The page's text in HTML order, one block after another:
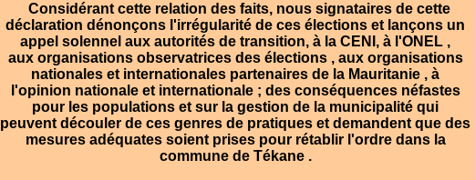
Considérant cette relation des faits, nous signataires de cette
déclaration dénonçons l'irrégularité de ces élections et lançons un
appel solennel aux autorités de transition, à la CENI, à l'ONEL ,
aux organisations observatrices des élections , aux organisations
nationales et internationales partenaires de la Mauritanie , à
l'opinion nationale et internationale ; des conséquences néfastes
pour les populations et sur la gestion de la municipalité qui
peuvent découler de ces genres de pratiques et demandent que des
mesures adéquates soient prises pour rétablir l'ordre dans la
commune de Tékane .